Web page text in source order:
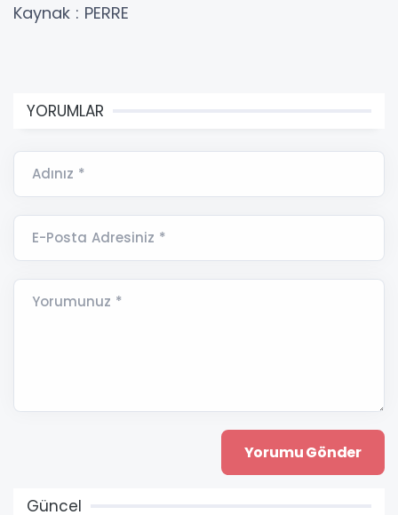
Kaynak : PERRE
YORUMLAR
Adınız *
E-Posta Adresiniz *
Yorumunuz *
Güncel